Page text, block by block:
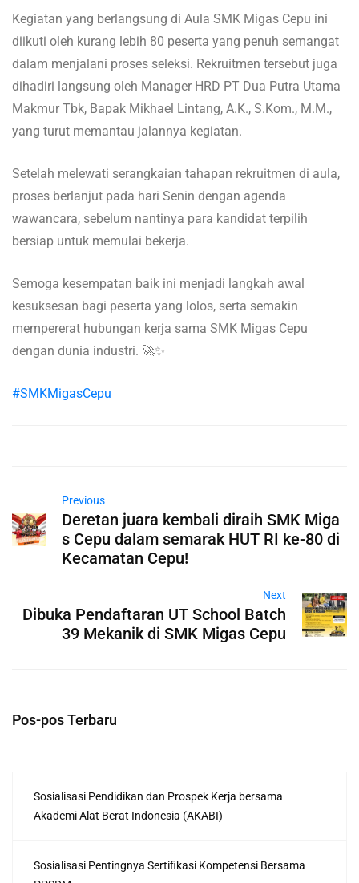
Kegiatan yang berlangsung di Aula SMK Migas Cepu ini
diikuti oleh kurang lebih 80 peserta yang penuh semangat
dalam menjalani proses seleksi. Rekruitmen tersebut juga
dihadiri langsung oleh Manager HRD PT Dua Putra Utama
Makmur Tbk, Bapak Mikhael Lintang, A.K., S.Kom., M.M.,
yang turut memantau jalannya kegiatan.
Setelah melewati serangkaian tahapan rekruitmen di aula,
proses berlanjut pada hari Senin dengan agenda
wawancara, sebelum nantinya para kandidat terpilih
bersiap untuk memulai bekerja.
Semoga kesempatan baik ini menjadi langkah awal
kesuksesan bagi peserta yang lolos, serta semakin
mempererat hubungan kerja sama SMK Migas Cepu
dengan dunia industri. 🚀✨
#SMKMigasCepu
Previous
Deretan juara kembali diraih SMK Miga
s Cepu dalam semarak HUT RI ke-80 di
Kecamatan Cepu!
Next
Dibuka Pendaftaran UT School Batch
39 Mekanik di SMK Migas Cepu
Pos-pos Terbaru
Sosialisasi Pendidikan dan Prospek Kerja bersama
Akademi Alat Berat Indonesia (AKABI)
Sosialisasi Pentingnya Sertifikasi Kompetensi Bersama